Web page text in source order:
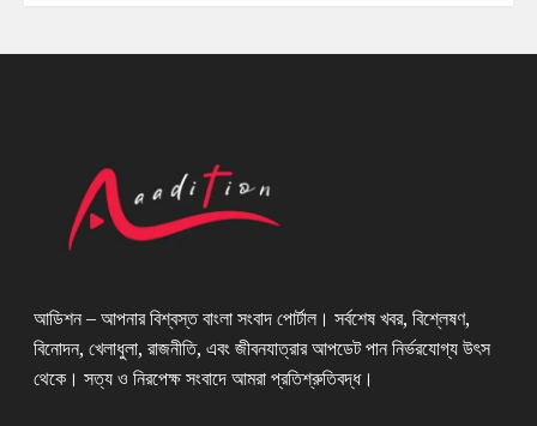
আডিশন – আপনার বিশ্বস্ত বাংলা সংবাদ পোর্টাল। সর্বশেষ খবর, বিশ্লেষণ,
বিনোদন, খেলাধুলা, রাজনীতি, এবং জীবনযাত্রার আপডেট পান নির্ভরযোগ্য উৎস
থেকে। সত্য ও নিরপেক্ষ সংবাদে আমরা প্রতিশ্রুতিবদ্ধ।